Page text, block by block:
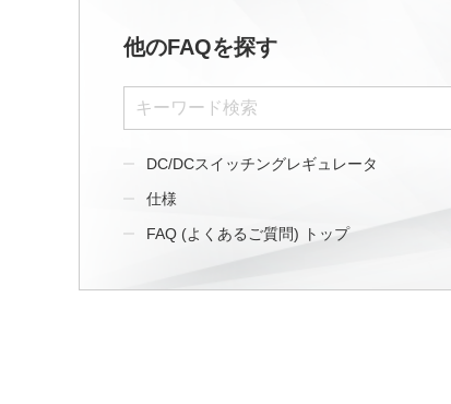
他のFAQを探す
DC/DCスイッチングレギュレータ
仕様
FAQ (よくあるご質問) トップ